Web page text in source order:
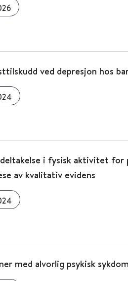
ved depresjon hos
i fysisk aktivitet for
av kvalitativ evidens
med alvorlig psykisk sykdom